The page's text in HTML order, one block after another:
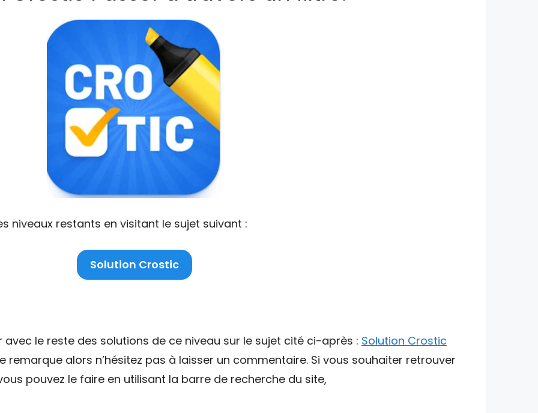
niveaux restants en visitant le sujet suivant :
Solution Crostic
le reste des solutions de ce niveau sur le sujet cité ci-après : Solution Crostic
remarque alors n’hésitez pas à laisser un commentaire. Si vous souhaiter retrouver
pouvez le faire en utilisant la barre de recherche du site,